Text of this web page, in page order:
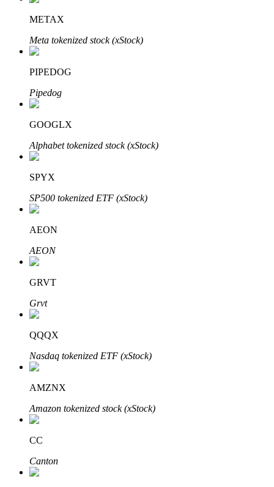
Automatyczna inwestycja
Zdobądź długoterminowy zysk i elastyczne zainteresowania
Naucz się stakingu
Dowiedz się, jak uzyskać dochód pasywny
METAX
Meta tokenized stock (xStock)
PIPEDOG
Pipedog
GOOGLX
Alphabet tokenized stock (xStock)
SPYX
SP500 tokenized ETF (xStock)
AEON
AEON
GRVT
Grvt
QQQX
Nasdaq tokenized ETF (xStock)
AMZNX
Amazon tokenized stock (xStock)
CC
Canton